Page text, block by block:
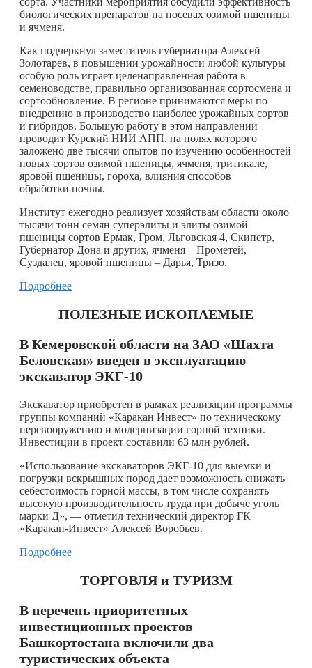
биологических препаратов на посевах озимой пшеницы
и ячменя.
Как подчеркнул заместитель губернатора Алексей
Золотарев, в повышении урожайности любой культуры
особую роль играет целенаправленная работа в
семеноводстве, правильно организованная сортосмена и
сортообновление. В регионе принимаются меры по
внедрению в производство наиболее урожайных сортов
и гибридов. Большую работу в этом направлении
проводит Курский НИИ АПП, на полях которого
заложено две тысячи опытов по изучению особенностей
новых сортов озимой пшеницы, ячменя, тритикале,
яровой пшеницы, гороха, влияния способов
обработки почвы.
Институт ежегодно реализует хозяйствам области около
тысячи тонн семян суперэлиты и элиты озимой
пшеницы сортов Ермак, Гром, Льговская 4, Скипетр,
Губернатор Дона и других, ячменя – Прометей,
Суздалец, яровой пшеницы – Дарья, Тризо.
Подробнее
ПОЛЕЗНЫЕ ИСКОПАЕМЫЕ
В Кемеровской области на ЗАО «Шахта
Беловская» введен в эксплуатацию
экскаватор ЭКГ-10
Экскаватор приобретен в рамках реализации программы
группы компаний «Каракан Инвест» по техническому
перевооружению и модернизации горной техники.
Инвестиции в проект составили 63 млн рублей.
«Использование экскаваторов ЭКГ-10 для выемки и
погрузки вскрышных пород дает возможность снижать
себестоимость горной массы, в том числе сохранять
высокую производительность труда при добыче уголь
марки Д», — отметил технический директор ГК
«Каракан-Инвест» Алексей Воробьев.
Подробнее
ТОРГОВЛЯ и ТУРИЗМ
В перечень приоритетных
инвестиционных проектов
Башкортостана включили два
туристических объекта